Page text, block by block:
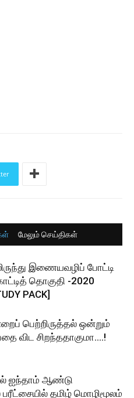
மேலும் செய்திகள்
இணையவழிப் போட்டி
தொகுதி -2020
PACK]
பெற்றிருத்தல் ஒன்றும்
விட சிறந்ததாகுமா….!
ஐந்தாம் ஆண்டு
பரீட்சையில் தமிழ் மொழிமூலம்